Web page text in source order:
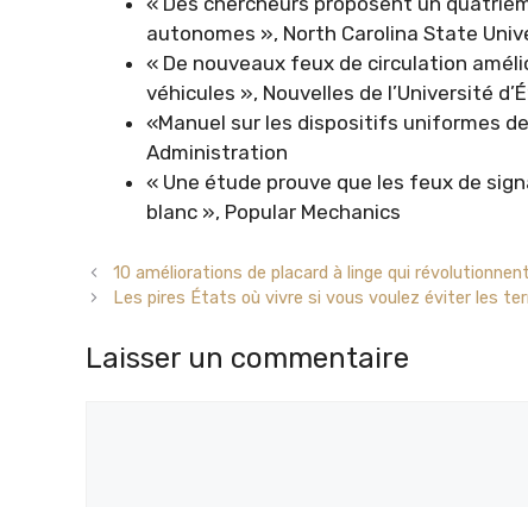
autonomes », North Carolina State
« De nouveaux feux de circulation
véhicules », Nouvelles de l’Université
«Manuel sur les dispositifs uniformes
Administration
« Une étude prouve que les feux de
blanc », Popular Mechanics
10 améliorations de placard à linge qui
Les pires États où vivre si vous voulez éviter les
Laisser un commentaire